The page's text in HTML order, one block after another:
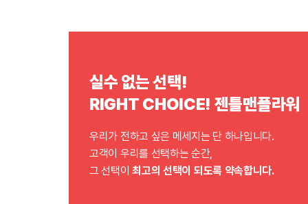
실수 없는 선택!
RIGHT CHOICE! 젠틀맨플라워
우리가 전하고 싶은 메세지는 단 하나입니다.
고객이 우리를 선택하는 순간,
그 선택이최고의 선택이 되도록 약속합니다.